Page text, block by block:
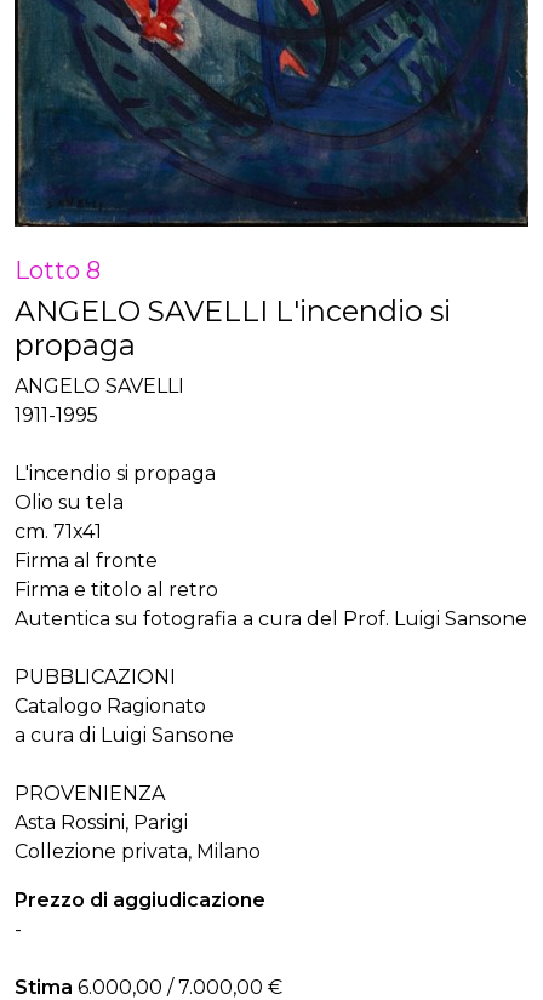
Lotto 8
ANGELO SAVELLI L'incendio si
propaga
ANGELO SAVELLI
1911-1995
L'incendio si propaga
Olio su tela
cm. 71x41
Firma al fronte
Firma e titolo al retro
Autentica su fotografia a cura del Prof. Luigi Sansone
PUBBLICAZIONI
Catalogo Ragionato
a cura di Luigi Sansone
PROVENIENZA
Asta Rossini, Parigi
Collezione privata, Milano
Prezzo di aggiudicazione
-
Stima 6.000,00 / 7.000,00 €